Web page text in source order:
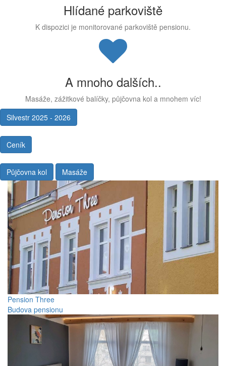
Hlídané parkoviště
K dispozici je monitorované parkoviště pensionu.
A mnoho dalších..
Masáže, zážitkové balíčky, půjčovna kol a mnohem víc!
Silvestr 2025 - 2026
Ceník
Půjčovna kol Masáže
Pension Three
Budova pensionu